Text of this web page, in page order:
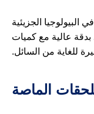
البيولوجيا الجزيئية
بدقة عالية مع كميات
للغاية من السائل.
الماصة